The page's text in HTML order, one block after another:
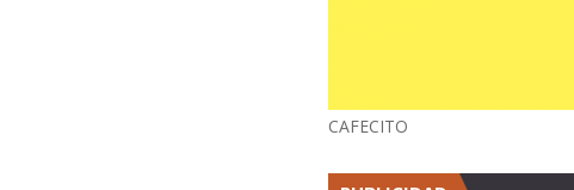
CAFECITO